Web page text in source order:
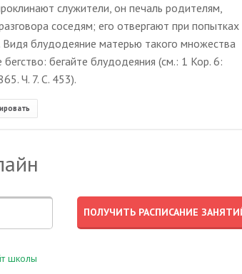
служители, он печаль родителям,
соседям; его отвергают при попытках
Видя блудодеяние матерью такого множества
бегайте блудодеяния (см.: 1 Кор. 6:
Ч. 7. С. 453).
школы